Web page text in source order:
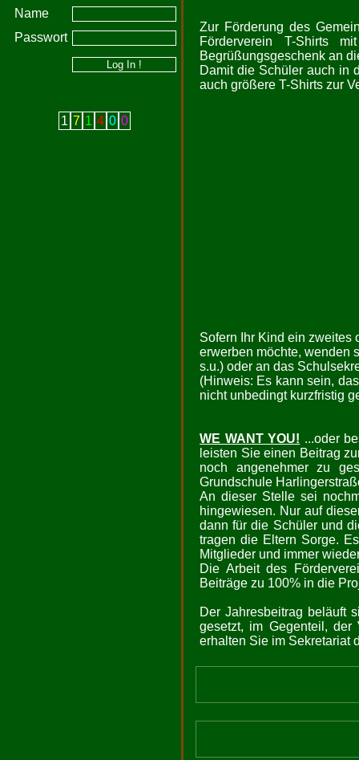
Name
Passwort
1 7 1 4 0 0
Zur Förderung des
Förderverein T-Shirts
Begrüßungsgeschenk an
Damit die Schüler auch in
auch größere T-Shirts zur
Sofern Ihr Kind ein zweites
erwerben möchte, wenden
s.u.) oder an das
(Hinweis: Es kann sein,
nicht unbedingt kurzfristig
WE WANT YOU! ...oder
leisten Sie einen Beitrag
noch angenehmer zu
Grundschule
An dieser Stelle sei
hingewiesen. Nur auf
dann für die Schüler und
tragen die Eltern Sorge.
Mitglieder und immer
Die Arbeit des
Beiträge zu 100% in die
Der Jahresbeitrag beläuft
gesetzt, im Gegenteil, der
erhalten Sie im Sekretariat